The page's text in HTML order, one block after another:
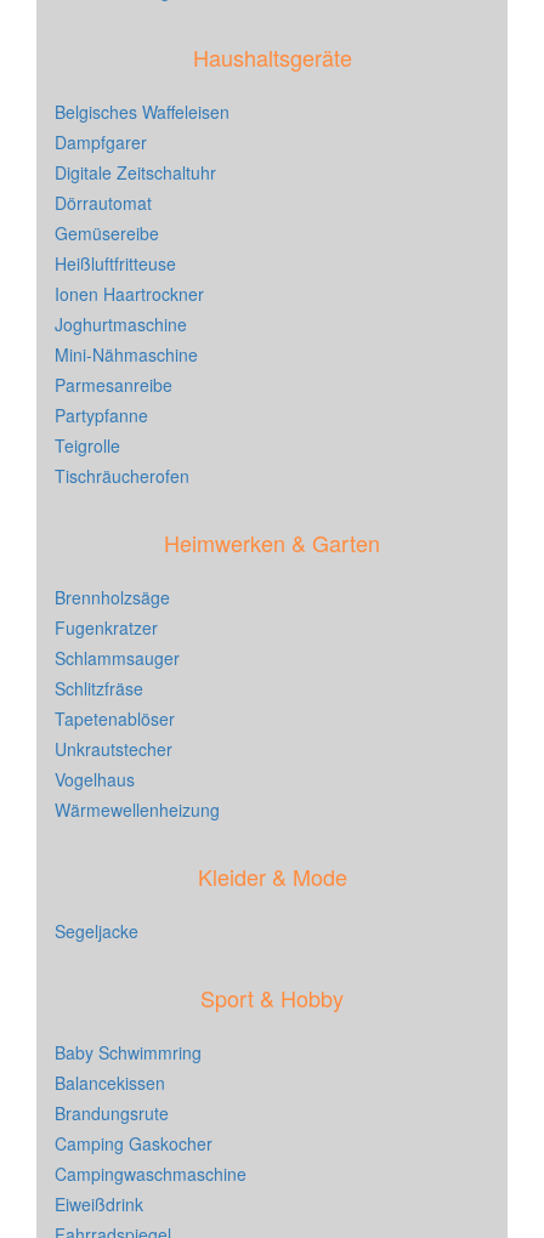
Haushaltsgeräte
Belgisches Waffeleisen
Dampfgarer
Digitale Zeitschaltuhr
Dörrautomat
Gemüsereibe
Heißluftfritteuse
Ionen Haartrockner
Joghurtmaschine
Mini-Nähmaschine
Parmesanreibe
Partypfanne
Teigrolle
Tischräucherofen
Heimwerken & Garten
Brennholzsäge
Fugenkratzer
Schlammsauger
Schlitzfräse
Tapetenablöser
Unkrautstecher
Vogelhaus
Wärmewellenheizung
Kleider & Mode
Segeljacke
Sport & Hobby
Baby Schwimmring
Balancekissen
Brandungsrute
Camping Gaskocher
Campingwaschmaschine
Eiweißdrink